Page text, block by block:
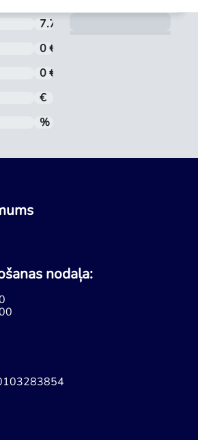
7.71 %
summa
0 €
maksājuma datums
0 €
€
%
nodaļa: